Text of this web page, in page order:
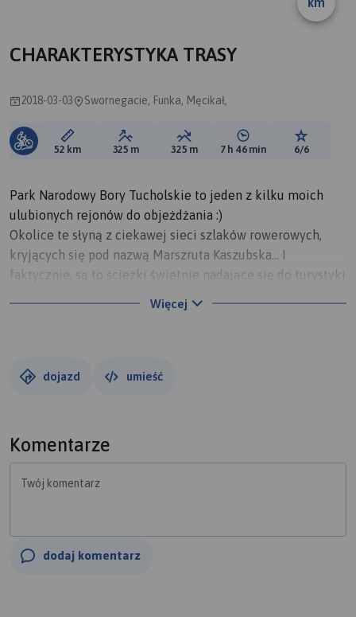
CHARAKTERYSTYKA TRASY
2018-03-03 Swornegacie, Funka, Męcikał,
Długość trasy:
52 km Suma przewyższeń:
325 m Suma spadków:
325 m Średni czas potrzebny
7 h 46 min Ocena
6/6
Park Narodowy Bory Tucholskie to jeden z kilku moich
ulubionych rejonów do objeżdżania :)
Okolice te słyną z ciekawej sieci szlaków rowerowych,
kryjących się pod nazwą Marszruta Kaszubska... I
faktycznie, są to ścieżki świetnie nadające się do turystyki
miejscowości regionu, takie jak: Chojnice, Brusy, Męcikał,
prowadzące do samego centrum Parku Narodowego Bory
rozczarowałem się :) Teren poza głównymi szlakami może
unikaliśmy przemieszczania się szlakami pieszymi, gdzie
troszeczkę inna ;), ale warto było się pomęczyć :) Gorąco
polecam... jednak najlepiej na rowerze górskim.
Więcej
dojazd umieść
Komentarze
Twój komentarz
dodaj komentarz